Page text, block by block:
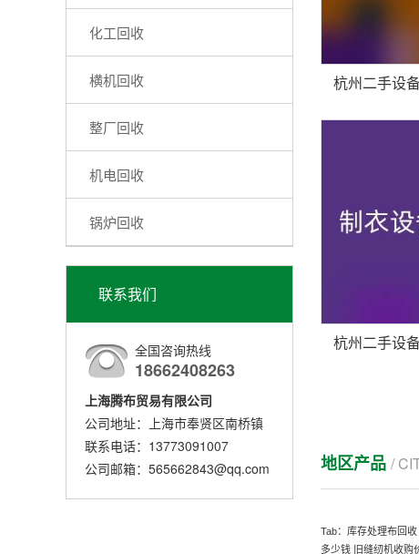
化工回收
横机回收
整厂回收
机电回收
锅炉回收
联系我们
全国咨询热线
18662408263
上海腾布贸易有限公司
公司地址：上海市奉贤区南桥镇
联系电话：13773091007
公司邮箱：565662843@qq.com
地区产品 /
Tab： 库存处理布回收
多少钱 旧缝纫机收购